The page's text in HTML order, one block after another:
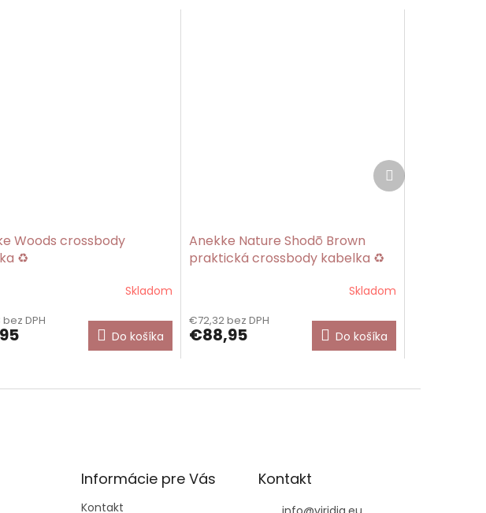
Woods crossbody
♻️
Skladom
DPH
Do košíka
Anekke Nature Shodō Brown
praktická crossbody kabelka ♻️
Skladom
€72,32 bez DPH
€88,95 Do košíka
Ďalší
produkt
Informácie pre Vás
Kontakt
Kontakt